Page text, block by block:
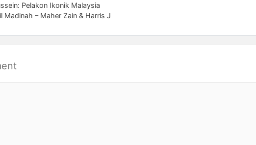
Pelakon Ikonik Malaysia
Madinah – Maher Zain & Harris J